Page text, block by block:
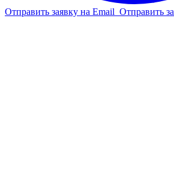
Отправить заявку на Email Отправить